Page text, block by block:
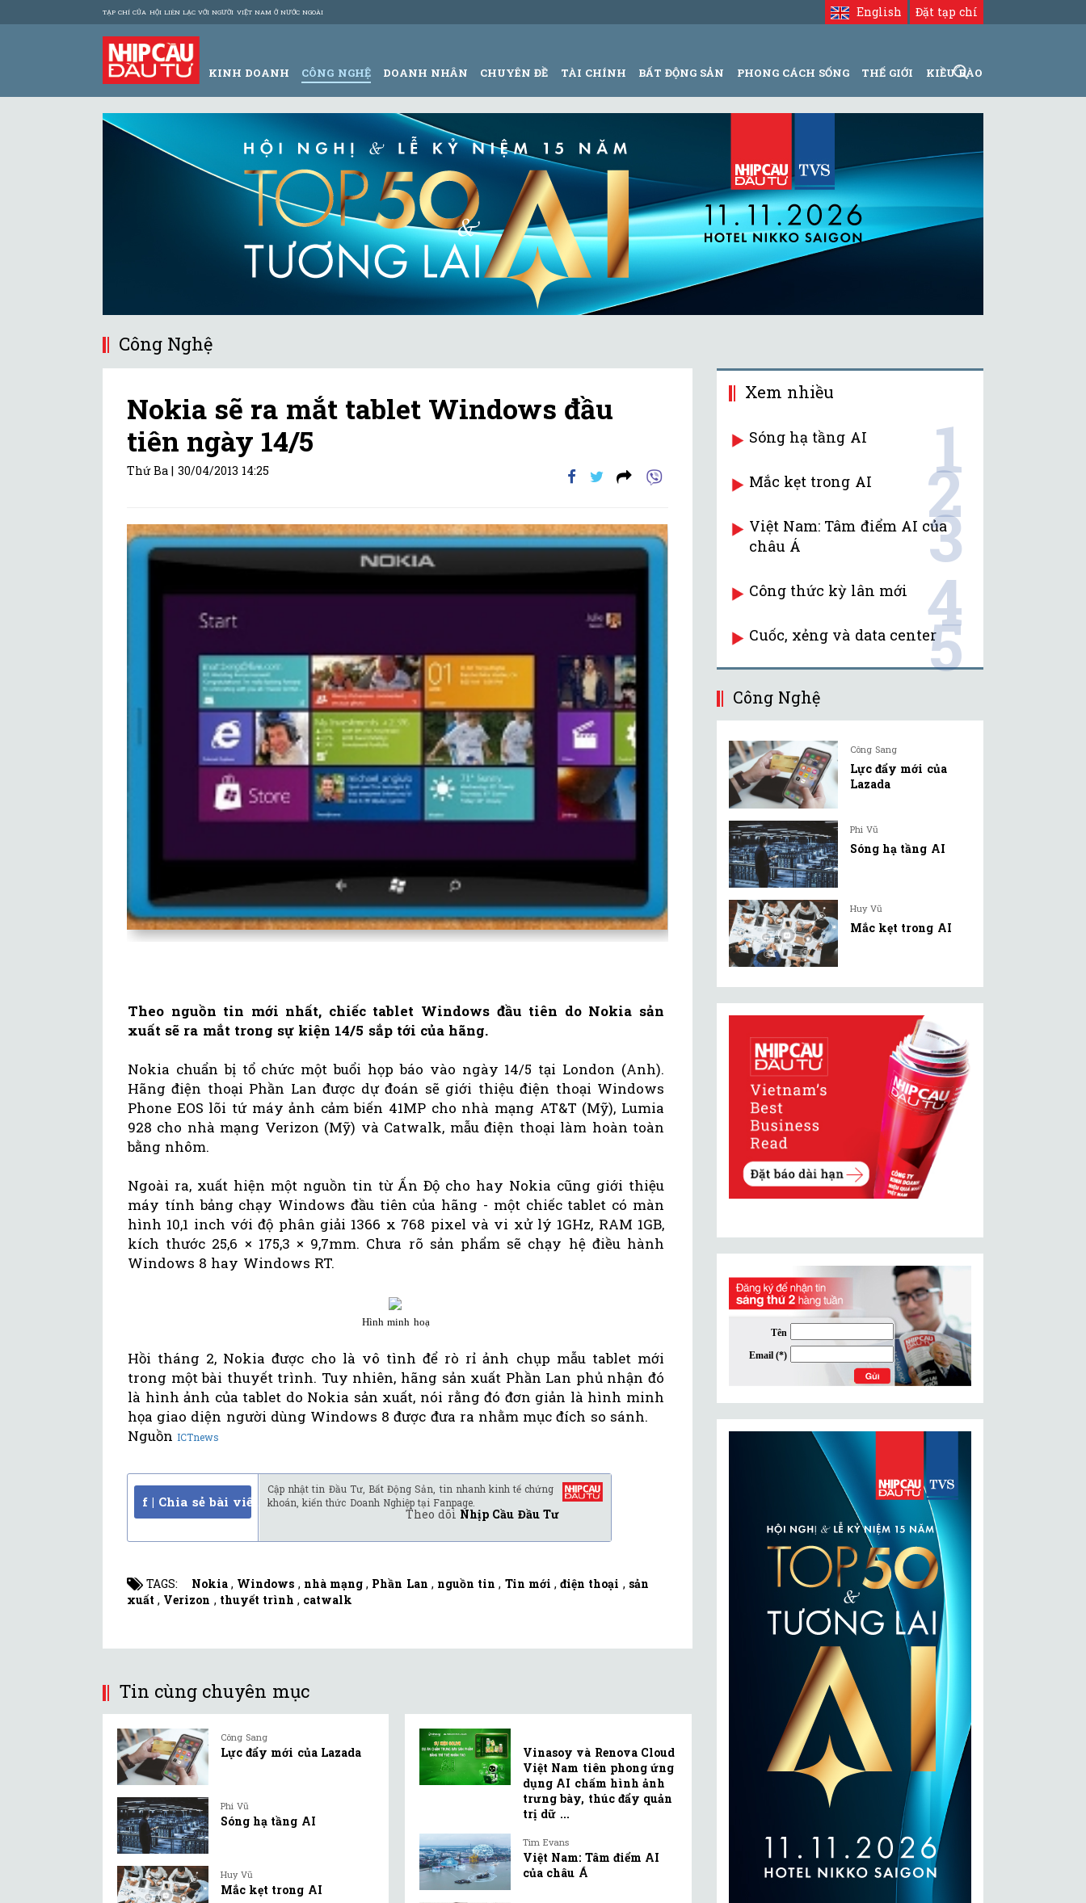
TẠP CHÍ CỦA HỘI LIÊN LẠC VỚI NGƯỜI VIỆT NAM Ở NƯỚC NGOÀI Đặt tạp chí
English
KINH DOANH CÔNG NGHỆ DOANH NHÂN CHUYÊN ĐỀ TÀI CHÍNH BẤT ĐỘNG SẢN PHONG CÁCH SỐNG THẾ GIỚI KIỀU BÀO
Công Nghệ
Nokia sẽ ra mắt tablet Windows đầu
tiên ngày 14/5
Thứ Ba | 30/04/2013 14:25
Theo nguồn tin mới nhất, chiếc tablet Windows đầu tiên do Nokia sản
xuất sẽ ra mắt trong sự kiện 14/5 sắp tới của hãng.
Nokia chuẩn bị tổ chức một buổi họp báo vào ngày 14/5 tại London (Anh).
Hãng điện thoại Phần Lan được dự đoán sẽ giới thiệu điện thoại Windows
Phone EOS lõi tứ máy ảnh cảm biến 41MP cho nhà mạng AT&T (Mỹ), Lumia
928 cho nhà mạng Verizon (Mỹ) và Catwalk, mẫu điện thoại làm hoàn toàn
bằng nhôm.
Ngoài ra, xuất hiện một nguồn tin từ Ấn Độ cho hay Nokia cũng giới thiệu
máy tính bảng chạy Windows đầu tiên của hãng - một chiếc tablet có màn
hình 10,1 inch với độ phân giải 1366 x 768 pixel và vi xử lý 1GHz, RAM 1GB,
kích thước 25,6 × 175,3 × 9,7mm. Chưa rõ sản phẩm sẽ chạy hệ điều hành
Windows 8 hay Windows RT.
Hình minh hoạ
Hồi tháng 2, Nokia được cho là vô tình để rò rỉ ảnh chụp mẫu tablet mới
trong một bài thuyết trình. Tuy nhiên, hãng sản xuất Phần Lan phủ nhận đó
là hình ảnh của tablet do Nokia sản xuất, nói rằng đó đơn giản là hình minh
họa giao diện người dùng Windows 8 được đưa ra nhằm mục đích so sánh.
Nguồn ICTnews
f | Chia sẻ bài viết
Cập nhật tin Đầu Tư, Bất Động Sản, tin nhanh kinh tế chứng
khoán, kiến thức Doanh Nghiệp tại Fanpage.
Theo dõi Nhịp Cầu Đầu Tư
TAGS: Nokia , Windows , nhà mạng , Phần Lan , nguồn tin , Tin mới ,điện thoại , sản
xuất , Verizon , thuyết trình , catwalk
Tin cùng chuyên mục
Công Sang
Lực đẩy mới của Lazada
Phi Vũ
Sóng hạ tầng AI
Huy Vũ
Mắc kẹt trong AI
Vinasoy và Renova Cloud
Việt Nam tiên phong ứng
dụng AI chấm hình ảnh
trưng bày, thúc đẩy quản
trị dữ ...
Tim Evans
Việt Nam: Tâm điểm AI
của châu Á
Xem nhiều
Sóng hạ tầng AI 1
Mắc kẹt trong AI 2
Việt Nam: Tâm điểm AI của
châu Á
3
Công thức kỳ lân mới 4
Cuốc, xẻng và data center5
Công Nghệ
Công Sang
Lực đẩy mới của
Lazada
Phi Vũ
Sóng hạ tầng AI
Huy Vũ
Mắc kẹt trong AI